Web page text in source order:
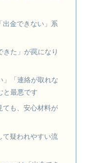
出金できない」系
きた」が罠になり
」「連絡が取れな
と最悪です
ても、安心材料が
て疑われやすい流